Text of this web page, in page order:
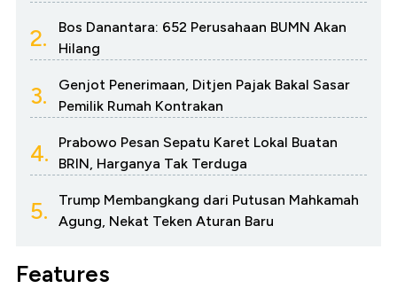
2.
Bos Danantara: 652 Perusahaan BUMN Akan
Hilang
3.
Genjot Penerimaan, Ditjen Pajak Bakal Sasar
Pemilik Rumah Kontrakan
4.
Prabowo Pesan Sepatu Karet Lokal Buatan
BRIN, Harganya Tak Terduga
5.
Trump Membangkang dari Putusan Mahkamah
Agung, Nekat Teken Aturan Baru
Features